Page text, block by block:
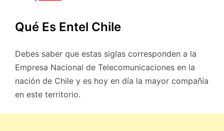
Qué Es Entel Chile
Debes saber que estas siglas corresponden a la
Empresa Nacional de Telecomunicaciones en la
nación de Chile y es hoy en día la mayor compañía
en este territorio.